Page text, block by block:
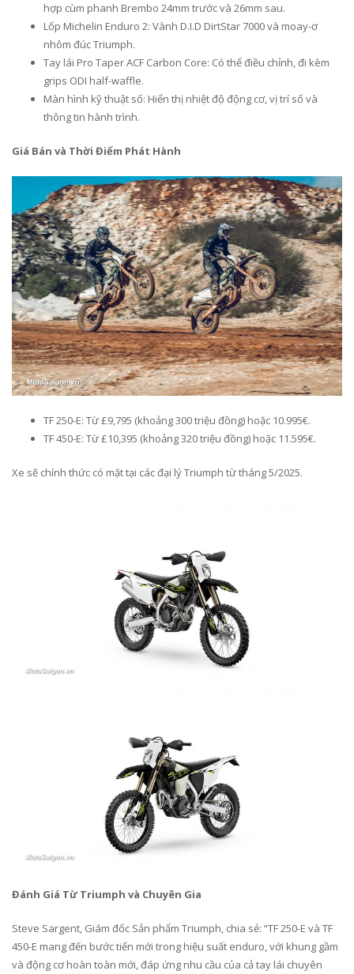
hợp cùm phanh Brembo 24mm trước và 26mm sau.
Lốp Michelin Enduro 2: Vành D.I.D DirtStar 7000 và moay-ơ
nhôm đúc Triumph.
Tay lái Pro Taper ACF Carbon Core: Có thể điều chỉnh, đi kèm
grips ODI half-waffle.
Màn hình kỹ thuật số: Hiển thị nhiệt độ động cơ, vị trí số và
thông tin hành trình.
Giá Bán và Thời Điểm Phát Hành
TF 250-E: Từ £9,795 (khoảng 300 triệu đồng) hoặc 10.995€.
TF 450-E: Từ £10,395 (khoảng 320 triệu đồng) hoặc 11.595€.
Xe sẽ chính thức có mặt tại các đại lý Triumph từ tháng 5/2025.
Đánh Giá Từ Triumph và Chuyên Gia
Steve Sargent, Giám đốc Sản phẩm Triumph, chia sẻ: “TF 250-E và TF
450-E mang đến bước tiến mới trong hiệu suất enduro, với khung gầm
và động cơ hoàn toàn mới, đáp ứng nhu cầu của cả tay lái chuyên